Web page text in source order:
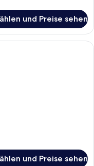
und Preise sehen
mit Dachfenster,
und Preise sehen